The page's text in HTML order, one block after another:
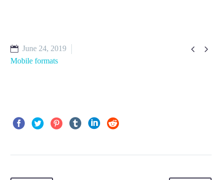
 
June 24, 2019
Mobile formats